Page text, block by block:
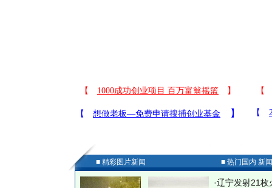
■ 精彩图片新闻 ■ 热门国内 新
·辽宁发射21枚